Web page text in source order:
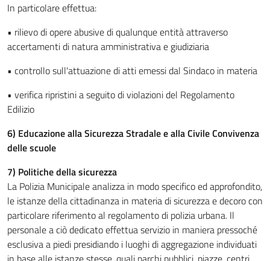
In particolare effettua:
• rilievo di opere abusive di qualunque entità attraverso
accertamenti di natura amministrativa e giudiziaria
• controllo sull'attuazione di atti emessi dal Sindaco in materia
• verifica ripristini a seguito di violazioni del Regolamento
Edilizio
6) Educazione alla Sicurezza Stradale e alla Civile Convivenza
delle scuole
7) Politiche della sicurezza
La Polizia Municipale analizza in modo specifico ed approfondito,
le istanze della cittadinanza in materia di sicurezza e decoro con
particolare riferimento al regolamento di polizia urbana. Il
personale a ciò dedicato effettua servizio in maniera pressoché
esclusiva a piedi presidiando i luoghi di aggregazione individuati